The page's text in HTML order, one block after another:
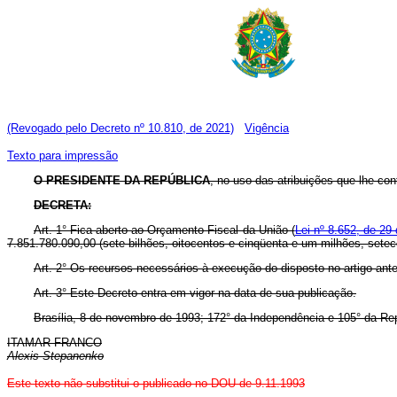
(Revogado pelo Decreto nº 10.810, de 2021) Vigência
Texto para impressão
O PRESIDENTE DA REPÚBLICA, no uso das atribuições que lhe
DECRETA:
Art. 1° Fica aberto ao Orçamento Fiscal da União (Lei nº 8.652, de 29
7.851.780.090,00 (sete bilhões, oitocentos e cinqüenta e um milhões,
Art. 2° Os recursos necessários à execução do disposto no artigo
Art. 3° Este Decreto entra em vigor na data de sua publicação.
Brasília, 8 de novembro de 1993; 172° da Independência e 105° da
ITAMAR FRANCO
Alexis Stepanenko
Este texto não substitui o publicado no DOU de 9.11.1993